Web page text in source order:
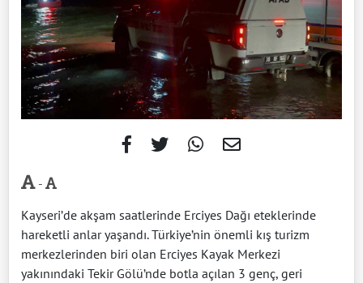
-
Kayseri’de akşam saatlerinde Erciyes Dağı eteklerinde
hareketli anlar yaşandı. Türkiye’nin önemli kış turizm
merkezlerinden biri olan Erciyes Kayak Merkezi
yakınındaki Tekir Gölü’nde botla açılan 3 genç, geri